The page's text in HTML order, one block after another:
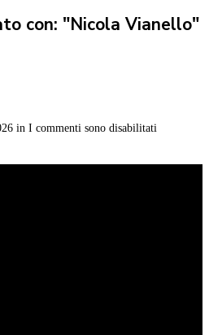
con: "Nicola Vianello"
in I commenti sono disabilitati